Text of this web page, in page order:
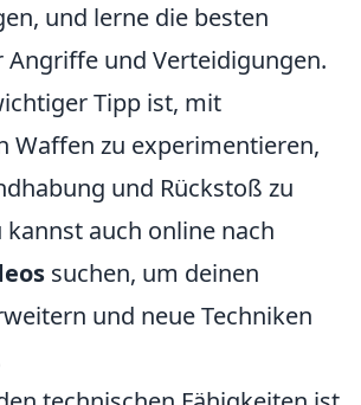
und lerne die besten
Angriffe und Verteidigungen.
Tipp ist, mit
Waffen zu experimentieren,
und Rückstoß zu
auch online nach
suchen, um deinen
und neue Techniken